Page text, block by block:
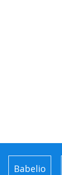
Babelio